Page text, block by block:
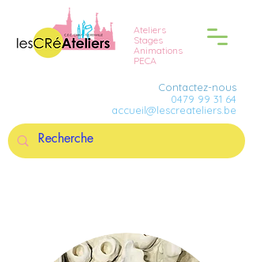
Ateliers
Stages
Animations
PECA
Contactez-nous
0479 99 31 64
accueil@lescreateliers.be